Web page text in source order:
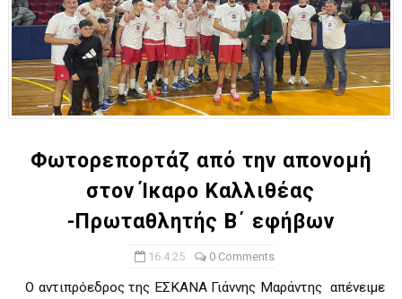
Φωτορεπορτάζ από την απονομή
στον Ίκαρο Καλλιθέας
-Πρωταθλητής Β΄ εφήβων
16.4.25 0 Comments
Ο αντιπρόεδρος της ΕΣΚΑΝΑ Γιάννης Μαράντης απένειμε